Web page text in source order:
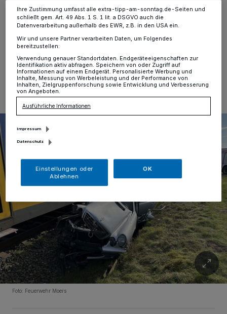
Moers·Am Sonntag (16.02.25) wurde die Feuerwehr
Moers, gegen 10:35 Uhr, zu einem unbeschrankten
Bahnübergang in den Moerser Norden alarmiert.
16.02.2025 , 15:38 Uhr Eine Minute Lesezeit
Foto: Feuerwehr Moers
Ihre Zustimmung umfasst alle extra-tipp-am-sonntag.de-Seiten und
schließt gem. Art. 49 Abs. 1 S. 1 lit. a DSGVO auch die
Datenverarbeitung außerhalb des EWR, z.B. in den USA ein.
Wir und unsere Partner verarbeiten Daten, um Folgendes
bereitzustellen:
Verwendung genauer Standortdaten. Endgeräteeigenschaften zur
Identifikation aktiv abfragen. Speichern von oder Zugriff auf
Informationen auf einem Endgerät. Personalisierte Werbung und
Inhalte, Messung von Werbeleistung und der Performance von
Inhalten, Zielgruppenforschung sowie Entwicklung und Verbesserung
von Angeboten.
Ausführliche Informationen
Impressum
Datenschutz
Einstellungen oder
Ablehnen
OK